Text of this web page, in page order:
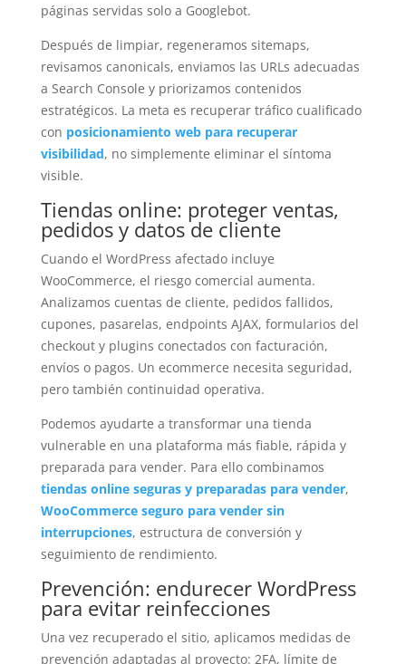
páginas servidas solo a Googlebot.
Después de limpiar, regeneramos sitemaps,
revisamos canonicals, enviamos las URLs adecuadas
a Search Console y priorizamos contenidos
estratégicos. La meta es recuperar tráfico cualificado
con posicionamiento web para recuperar
visibilidad, no simplemente eliminar el síntoma
visible.
Tiendas online: proteger ventas,
pedidos y datos de cliente
Cuando el WordPress afectado incluye
WooCommerce, el riesgo comercial aumenta.
Analizamos cuentas de cliente, pedidos fallidos,
cupones, pasarelas, endpoints AJAX, formularios del
checkout y plugins conectados con facturación,
envíos o pagos. Un ecommerce necesita seguridad,
pero también continuidad operativa.
Podemos ayudarte a transformar una tienda
vulnerable en una plataforma más fiable, rápida y
preparada para vender. Para ello combinamos
tiendas online seguras y preparadas para vender,
WooCommerce seguro para vender sin
interrupciones, estructura de conversión y
seguimiento de rendimiento.
Prevención: endurecer WordPress
para evitar reinfecciones
Una vez recuperado el sitio, aplicamos medidas de
prevención adaptadas al proyecto: 2FA, límite de